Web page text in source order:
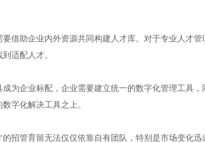
借助企业内外资源共同构建人才库。对于专业人才
适配人才。
为企业标配，企业需要建立统一的数字化管理工具
字化解决工具之上。
招管育留无法仅仅依靠自有团队，特别是市场变化